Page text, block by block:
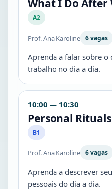
What I Do After
A2
Prof. Ana Karoline 6 vagas
Aprenda a falar sobre o
trabalho no dia a dia.
10:00 — 10:30
Personal
B1
Prof. Ana Karoline 6 vagas
Aprenda a descrever
pessoais do dia a dia.